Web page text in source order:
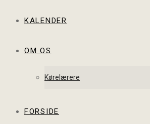
KALENDER
OM OS
Kørelærere
FORSIDE